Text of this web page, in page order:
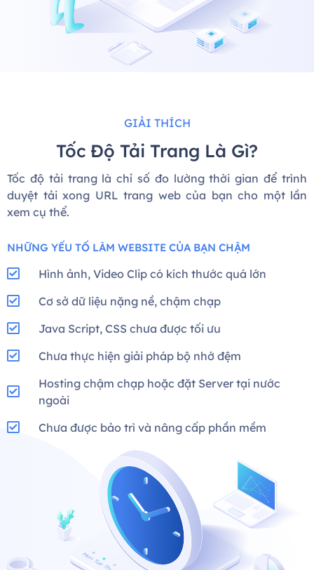
GIẢI THÍCH
Tốc Độ Tải Trang Là Gì?
Tốc độ tải trang là chỉ số đo lường thời gian để trình
duyệt tải xong URL trang web của bạn cho một lần
xem cụ thể.
NHỮNG YẾU TỐ LÀM WEBSITE CỦA BẠN CHẬM
Hình ảnh, Video Clip có kích thước quá lớn
Cơ sở dữ liệu nặng nề, chậm chạp
Java Script, CSS chưa được tối ưu
Chưa thực hiện giải pháp bộ nhớ đệm
Hosting chậm chạp hoặc đặt Server tại nước
ngoài
Chưa được bảo trì và nâng cấp phần mềm